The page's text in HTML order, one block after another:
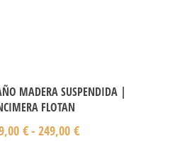
MADERA SUSPENDIDA |
FLOTAN
€- 249,00 €